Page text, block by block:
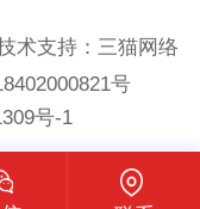
术支持：三猫网络
号
号-1